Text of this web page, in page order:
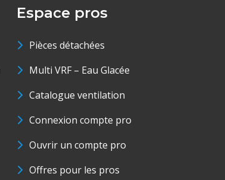
Espace pros
Pièces détachées
Multi VRF – Eau Glacée
Catalogue ventilation
Connexion compte pro
Ouvrir un compte pro
Offres pour les pros